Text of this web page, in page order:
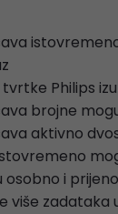
Philips
brojne
aktivno
osobno i
više zadataka